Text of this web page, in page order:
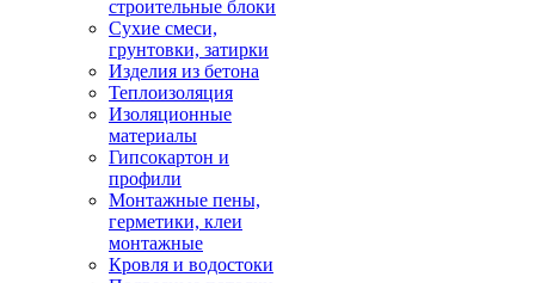
строительные блоки
Сухие смеси,
грунтовки, затирки
Изделия из бетона
Теплоизоляция
Изоляционные
материалы
Гипсокартон и
профили
Монтажные пены,
герметики, клеи
монтажные
Кровля и водостоки